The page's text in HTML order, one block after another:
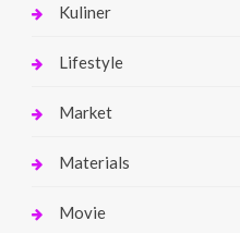
Kuliner
Lifestyle
Market
Materials
Movie